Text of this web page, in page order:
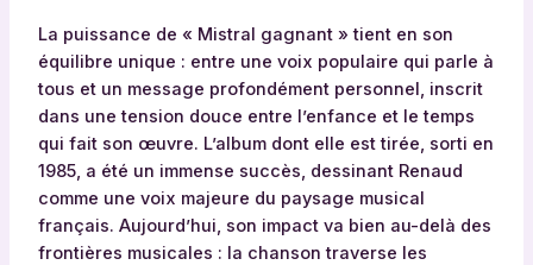
La puissance de « Mistral gagnant » tient en son
équilibre unique : entre une voix populaire qui parle à
tous et un message profondément personnel, inscrit
dans une tension douce entre l’enfance et le temps
qui fait son œuvre. L’album dont elle est tirée, sorti en
1985, a été un immense succès, dessinant Renaud
comme une voix majeure du paysage musical
français. Aujourd’hui, son impact va bien au-delà des
frontières musicales : la chanson traverse les